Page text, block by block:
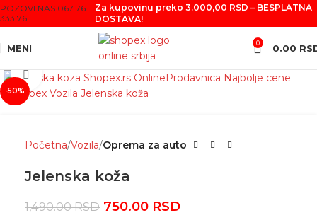
POZOVI NAS 067 76
333 76
Za kupovinu preko 3.000,00 RSD – BESPLATNA
DOSTAVA!
MENI 0 0.00
-50%
Click to enlarge
Početna Vozila Oprema za auto
Jelenska koža
1,490.00RSD 750.00 RSD